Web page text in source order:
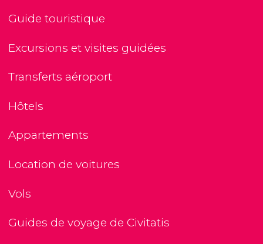
Guide touristique
Excursions et visites guidées
Transferts aéroport
Hôtels
Appartements
Location de voitures
Vols
Guides de voyage de Civitatis